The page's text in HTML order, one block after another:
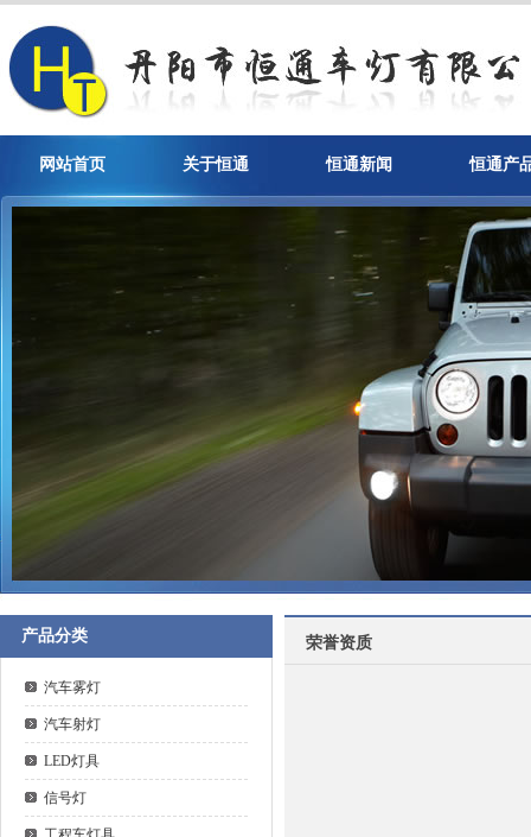
网站首页 关于恒通 恒通新闻 恒通产
产品分类
汽车雾灯
汽车射灯
LED灯具
信号灯
荣誉资质